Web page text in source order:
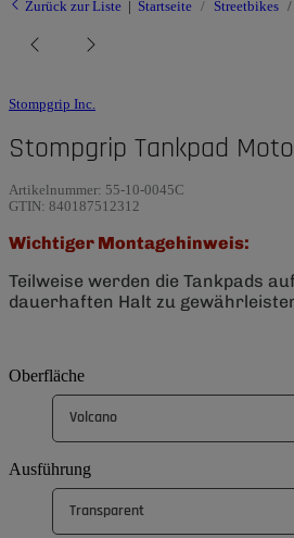
Zurück zur Liste Startseite Streetbikes
Stompgrip Inc.
Stompgrip Tankpad
Artikelnummer: 55-10-0045C
GTIN: 840187512312
Wichtiger Montagehinweis:
Teilweise werden die Tankpads
dauerhaften Halt zu
Oberfläche
Volcano
Ausführung
Transparent